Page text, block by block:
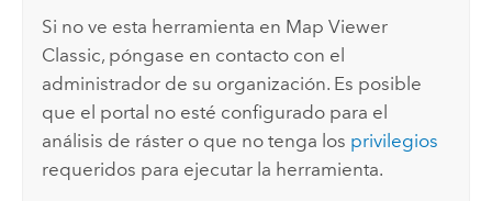
Si no ve esta herramienta en Map Viewer
Classic, póngase en contacto con el
administrador de su organización. Es posible
que el portal no esté configurado para el
análisis de ráster o que no tenga los privilegios
requeridos para ejecutar la herramienta.